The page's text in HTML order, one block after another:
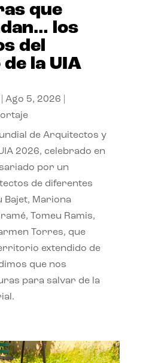
que
los
del
la UIA
Ago 5, 2026
de Arquitectos y
2026, celebrado en
por un
de diferentes
Bajet, Mariona
Tomeu Ramis,
Torres, que
extendido de
que nos
para salvar de la